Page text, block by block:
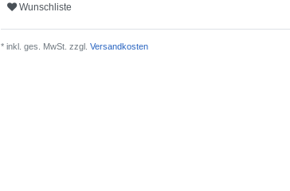
Wunschliste
* inkl. ges. MwSt. zzgl. Versandkosten